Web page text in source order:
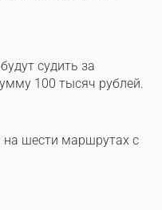
судить за
100 тысяч рублей.
на шести маршрутах с